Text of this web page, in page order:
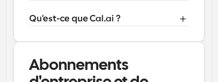
Qu'est-ce que Cal.ai ?
Abonnements